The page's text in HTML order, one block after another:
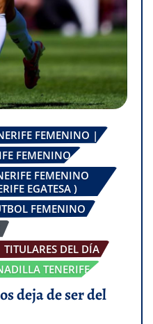
FEMENINO |
FEMENINO
FEMENINO
EGATESA )
FEMENINO
TITULARES DEL DÍA
TENERIFE
deja de ser del